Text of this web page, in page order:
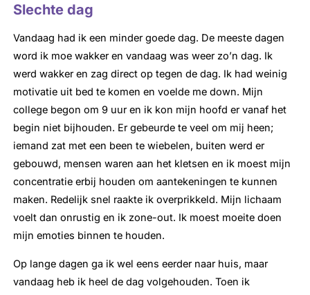
Slechte dag
Vandaag had ik een minder goede dag. De meeste dagen
word ik moe wakker en vandaag was weer zo’n dag. Ik
werd wakker en zag direct op tegen de dag. Ik had weinig
motivatie uit bed te komen en voelde me down. Mijn
college begon om 9 uur en ik kon mijn hoofd er vanaf het
begin niet bijhouden. Er gebeurde te veel om mij heen;
iemand zat met een been te wiebelen, buiten werd er
gebouwd, mensen waren aan het kletsen en ik moest mijn
concentratie erbij houden om aantekeningen te kunnen
maken. Redelijk snel raakte ik overprikkeld. Mijn lichaam
voelt dan onrustig en ik zone-out. Ik moest moeite doen
mijn emoties binnen te houden.
Op lange dagen ga ik wel eens eerder naar huis, maar
vandaag heb ik heel de dag volgehouden. Toen ik